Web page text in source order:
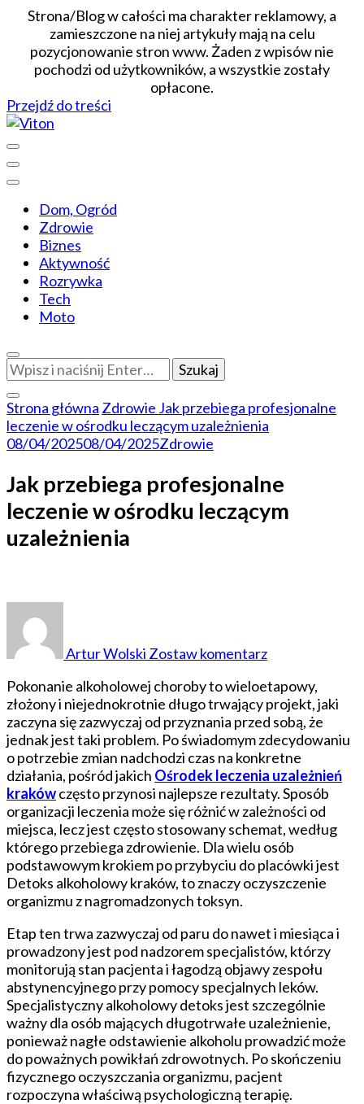
Strona/Blog w całości ma charakter reklamowy, a
zamieszczone na niej artykuły mają na celu
pozycjonowanie stron www. Żaden z wpisów nie
pochodzi od użytkowników, a wszystkie zostały
opłacone.
Przejdź do treści
Viton
Dom, Ogród
Zdrowie
Biznes
Aktywność
Rozrywka
Tech
Moto
Szukasz
czegoś?
Strona główna Zdrowie Jak przebiega profesjonalne
leczenie w ośrodku leczącym uzależnienia
08/04/202508/04/2025Zdrowie
Jak przebiega profesjonalne
leczenie w ośrodku leczącym
uzależnienia
Artur Wolski Zostaw komentarz
profesjonalne
leczenie
w
ośrodku
leczącym
uzależnienia
Pokonanie alkoholowej choroby to wieloetapowy,
złożony i niejednokrotnie długo trwający projekt, jaki
zaczyna się zazwyczaj od przyznania przed sobą, że
jednak jest taki problem. Po świadomym zdecydowaniu
o potrzebie zmian nadchodzi czas na konkretne
działania, pośród jakich Ośrodek leczenia uzależnień
krakówczęsto przynosi najlepsze rezultaty. Sposób
organizacji leczenia może się różnić w zależności od
miejsca, lecz jest często stosowany schemat, według
którego przebiega zdrowienie. Dla wielu osób
podstawowym krokiem po przybyciu do placówki jest
Detoks alkoholowy kraków, to znaczy oczyszczenie
organizmu z nagromadzonych toksyn.
Etap ten trwa zazwyczaj od paru do nawet i miesiąca i
prowadzony jest pod nadzorem specjalistów, którzy
monitorują stan pacjenta i łagodzą objawy zespołu
abstynencyjnego przy pomocy specjalnych leków.
Specjalistyczny alkoholowy detoks jest szczególnie
ważny dla osób mających długotrwałe uzależnienie,
ponieważ nagłe odstawienie alkoholu prowadzić może
do poważnych powikłań zdrowotnych. Po skończeniu
fizycznego oczyszczania organizmu, pacjent
rozpoczyna właściwą psychologiczną terapię.